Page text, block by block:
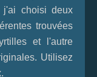
j'ai choisi deux
trouvées
et l'autre
Utilisez